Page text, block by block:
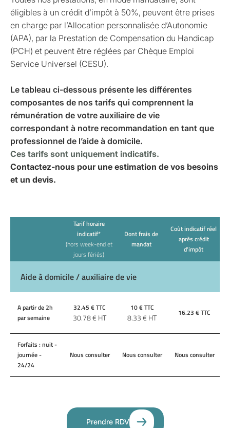
éligibles à un crédit d’impôt à 50%, peuvent être prises
en charge par l’Allocation personnalisée d’Autonomie
(APA), par la Prestation de Compensation du Handicap
(PCH) et peuvent être réglées par Chèque Emploi
Service Universel (CESU).
Le tableau ci-dessous présente les différentes
composantes de nos tarifs qui comprennent la
rémunération de votre auxiliaire de vie
correspondant à notre recommandation en tant que
professionnel de l’aide à domicile.
Ces tarifs sont uniquement indicatifs.
Contactez-nous pour une estimation de vos besoins
et un devis.
Tarif horaire
indicatif*
(hors week-end et
jours fériés)
Dont frais de
mandat
Coût indicatif réel
après crédit
d'impôt
Aide à domicile / auxiliaire de vie
A partir de 2h
par semaine
32.45 € TTC
30.78€ HT
10€ TTC
8.33€ HT 16.23 € TTC
Forfaits : nuit -
journée -
24/24
Nous consulter Nous consulter Nous consulter
Prendre RDV